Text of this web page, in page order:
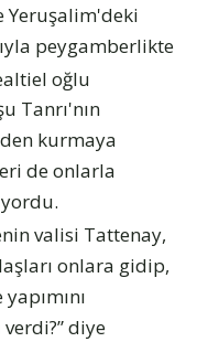
Yeruşalim'deki
peygamberlikte
oğlu
Tanrı'nın
kurmaya
de onlarla
valisi Tattenay,
onlara gidip,
diye